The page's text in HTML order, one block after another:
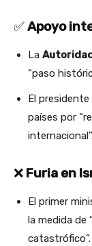
✅Apoyo
La
“paso
El presidente
países por
internacional”.
❌ Furia en
El primer
la medida de
catastrófico”.